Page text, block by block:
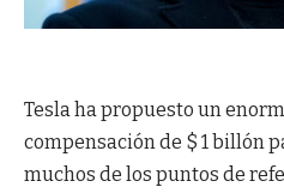
Tesla ha propuesto un
compensación de $ 1 billón
muchos de los puntos de